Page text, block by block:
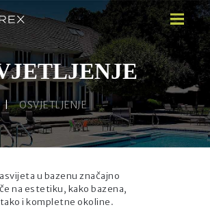
OSVJETLJENJE
u bazenu značajno
na estetiku, kako bazena,
tako i kompletne okoline.